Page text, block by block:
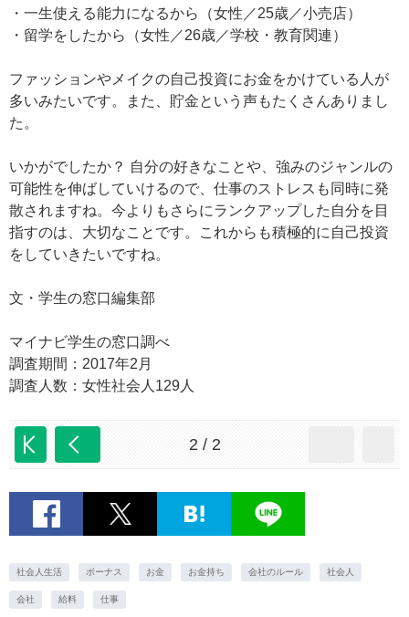
・一生使える能力になるから（女性／25歳／小売店）
・留学をしたから（女性／26歳／学校・教育関連）
ファッションやメイクの自己投資にお金をかけている人が
多いみたいです。また、貯金という声もたくさんありまし
た。
いかがでしたか？ 自分の好きなことや、強みのジャンルの
可能性を伸ばしていけるので、仕事のストレスも同時に発
散されますね。今よりもさらにランクアップした自分を目
指すのは、大切なことです。これからも積極的に自己投資
をしていきたいですね。
文・学生の窓口編集部
マイナビ学生の窓口調べ
調査期間：2017年2月
調査人数：女性社会人129人
2 / 2
社会人生活 ボーナス お金 お金持ち 会社のルール 社会人
会社 給料 仕事